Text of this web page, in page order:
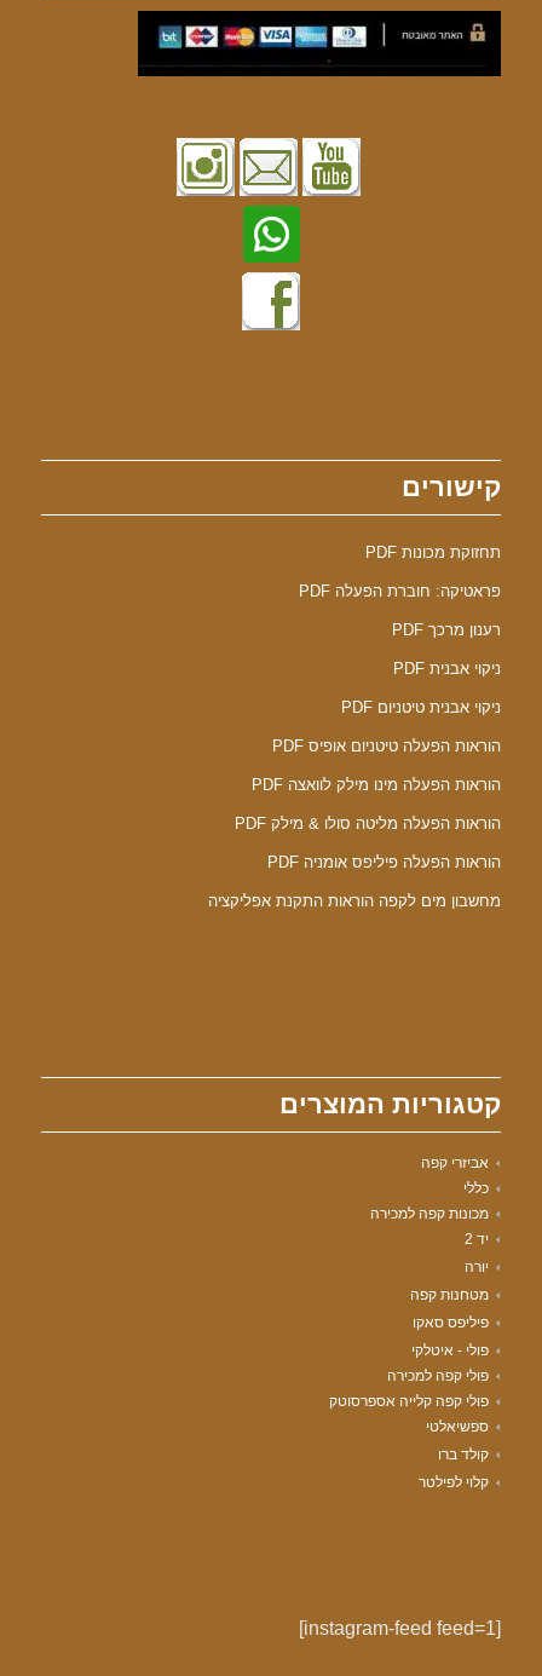
קישורים
תחזוקת מכונות PDF
פראטיקה: חוברת הפעלה PDF
רענון מרכך PDF
ניקוי אבנית PDF
ניקוי אבנית טיטניום PDF
הוראות הפעלה טיטניום אופיס PDF
הוראות הפעלה מינו מילק לוואצה PDF
הוראות הפעלה מליטה סולו & מילק PDF
הוראות הפעלה פיליפס אומניה PDF
מחשבון מים לקפה הוראות התקנת אפליקציה
קטגוריות המוצרים
אביזרי קפה
כללי
מכונות קפה למכירה
יד 2
יורה
מטחנות קפה
פיליפס סאקו
פולי - איטלקי
פולי קפה למכירה
פולי קפה קלייה אספרסוטק
ספשיאלטי
קולד ברו
קלוי לפילטר
[instagram-feed feed=1]